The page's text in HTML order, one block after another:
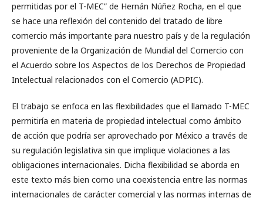
permitidas por el T-MEC” de Hernán Núñez Rocha, en el que
se hace una reflexión del contenido del tratado de libre
comercio más importante para nuestro país y de la regulación
proveniente de la Organización de Mundial del Comercio con
el Acuerdo sobre los Aspectos de los Derechos de Propiedad
Intelectual relacionados con el Comercio (ADPIC).
El trabajo se enfoca en las flexibilidades que el llamado T-MEC
permitiría en materia de propiedad intelectual como ámbito
de acción que podría ser aprovechado por México a través de
su regulación legislativa sin que implique violaciones a las
obligaciones internacionales. Dicha flexibilidad se aborda en
este texto más bien como una coexistencia entre las normas
internacionales de carácter comercial y las normas internas de